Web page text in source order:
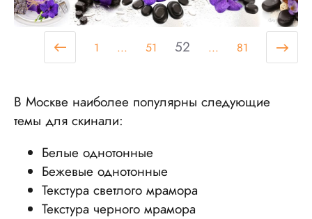
1 ... 51 52 ... 81
В Москве наиболее популярны следующие
темы для скинали:
Белые однотонные
Бежевые однотонные
Текстура светлого мрамора
Текстура черного мрамора